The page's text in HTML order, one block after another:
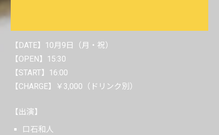
【DATE】10月9日（月・祝）
【OPEN】15:30
【START】16:00
【CHARGE】￥3,000（ドリンク別）
【出演】
口石和人